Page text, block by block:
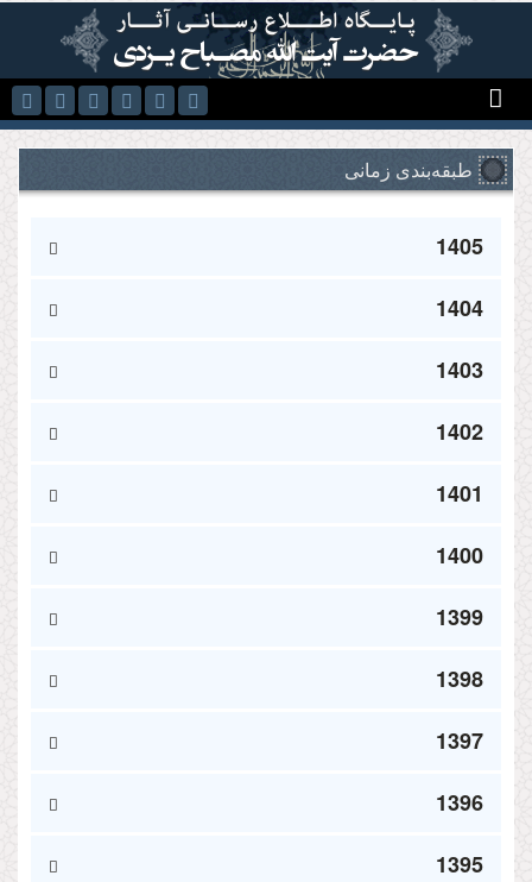
رفتن به محتوای اصلی
طبقه‌بندی زمانی
1405
1404
1403
1402
1401
1400
1399
1398
1397
1396
1395